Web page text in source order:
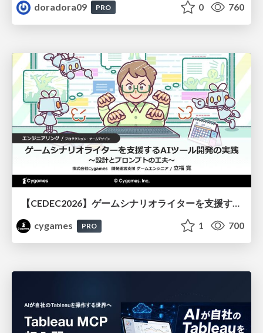
doradora09
PRO 0 760
【CEDEC2026】ゲームシナリオライターを支援するAIツール開発の実践 ― 設計とプロンプトの工夫 ―
cygames
PRO 1 700